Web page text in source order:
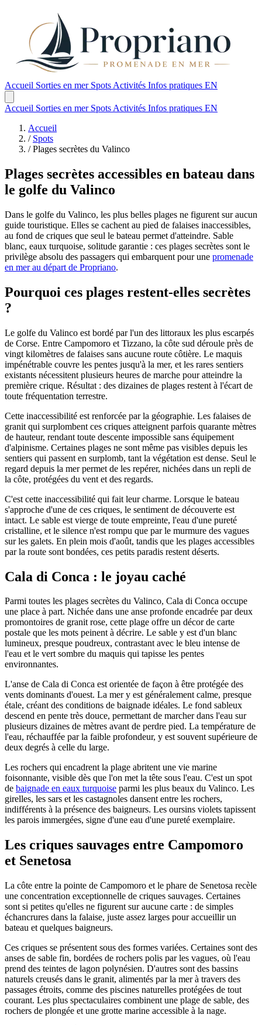
Accueil Sorties en mer Spots Activités Infos pratiques EN
Accueil Sorties en mer Spots Activités Infos pratiques EN
Accueil
/ Spots
/ Plages secrètes du Valinco
Plages secrètes accessibles en bateau dans
le golfe du Valinco
Dans le golfe du Valinco, les plus belles plages ne figurent sur aucun
guide touristique. Elles se cachent au pied de falaises inaccessibles,
au fond de criques que seul le bateau permet d'atteindre. Sable
blanc, eaux turquoise, solitude garantie : ces plages secrètes sont le
privilège absolu des passagers qui embarquent pour une promenade
en mer au départ de Propriano.
Pourquoi ces plages restent-elles secrètes
?
Le golfe du Valinco est bordé par l'un des littoraux les plus escarpés
de Corse. Entre Campomoro et Tizzano, la côte sud déroule près de
vingt kilomètres de falaises sans aucune route côtière. Le maquis
impénétrable couvre les pentes jusqu'à la mer, et les rares sentiers
existants nécessitent plusieurs heures de marche pour atteindre la
première crique. Résultat : des dizaines de plages restent à l'écart de
toute fréquentation terrestre.
Cette inaccessibilité est renforcée par la géographie. Les falaises de
granit qui surplombent ces criques atteignent parfois quarante mètres
de hauteur, rendant toute descente impossible sans équipement
d'alpinisme. Certaines plages ne sont même pas visibles depuis les
sentiers qui passent en surplomb, tant la végétation est dense. Seul le
regard depuis la mer permet de les repérer, nichées dans un repli de
la côte, protégées du vent et des regards.
C'est cette inaccessibilité qui fait leur charme. Lorsque le bateau
s'approche d'une de ces criques, le sentiment de découverte est
intact. Le sable est vierge de toute empreinte, l'eau d'une pureté
cristalline, et le silence n'est rompu que par le murmure des vagues
sur les galets. En plein mois d'août, tandis que les plages accessibles
par la route sont bondées, ces petits paradis restent déserts.
Cala di Conca : le joyau caché
Parmi toutes les plages secrètes du Valinco, Cala di Conca occupe
une place à part. Nichée dans une anse profonde encadrée par deux
promontoires de granit rose, cette plage offre un décor de carte
postale que les mots peinent à décrire. Le sable y est d'un blanc
lumineux, presque poudreux, contrastant avec le bleu intense de
l'eau et le vert sombre du maquis qui tapisse les pentes
environnantes.
L'anse de Cala di Conca est orientée de façon à être protégée des
vents dominants d'ouest. La mer y est généralement calme, presque
étale, créant des conditions de baignade idéales. Le fond sableux
descend en pente très douce, permettant de marcher dans l'eau sur
plusieurs dizaines de mètres avant de perdre pied. La température de
l'eau, réchauffée par la faible profondeur, y est souvent supérieure de
deux degrés à celle du large.
Les rochers qui encadrent la plage abritent une vie marine
foisonnante, visible dès que l'on met la tête sous l'eau. C'est un spot
de baignade en eaux turquoise parmi les plus beaux du Valinco. Les
girelles, les sars et les castagnoles dansent entre les rochers,
indifférents à la présence des baigneurs. Les oursins violets tapissent
les parois immergées, signe d'une eau d'une pureté exemplaire.
Les criques sauvages entre Campomoro
et Senetosa
La côte entre la pointe de Campomoro et le phare de Senetosa recèle
une concentration exceptionnelle de criques sauvages. Certaines
sont si petites qu'elles ne figurent sur aucune carte : de simples
échancrures dans la falaise, juste assez larges pour accueillir un
bateau et quelques baigneurs.
Ces criques se présentent sous des formes variées. Certaines sont des
anses de sable fin, bordées de rochers polis par les vagues, où l'eau
prend des teintes de lagon polynésien. D'autres sont des bassins
naturels creusés dans le granit, alimentés par la mer à travers des
passages étroits, comme des piscines naturelles protégées de tout
courant. Les plus spectaculaires combinent une plage de sable, des
rochers de plongée et une grotte marine accessible à la nage.